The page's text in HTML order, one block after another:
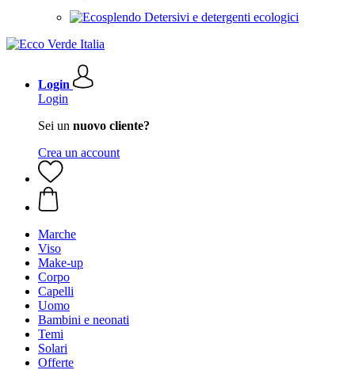
Detersivi e detergenti ecologici
Login
Login
Sei un nuovo cliente?
Crea un account
Marche
Viso
Make-up
Corpo
Capelli
Uomo
Bambini e neonati
Temi
Solari
Offerte